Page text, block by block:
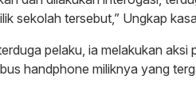
sekolah tersebut,” Ungkap
pelaku, ia melakukan aksi
handphone miliknya yang